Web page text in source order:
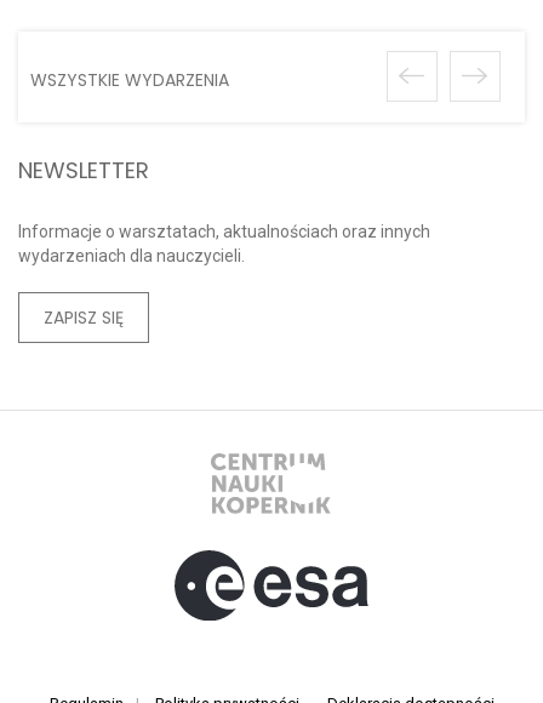
WSZYSTKIE WYDARZENIA
NEWSLETTER
Informacje o warsztatach, aktualnościach oraz innych
wydarzeniach dla nauczycieli.
ZAPISZ SIĘ